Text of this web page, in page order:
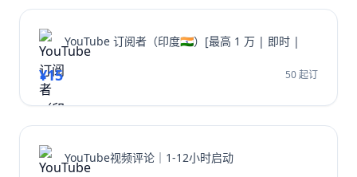
YouTube 订阅者（印度🇮🇳）[最高 1 万 | 即时 |
¥15 50 起订
YouTube视频评论｜1-12小时启动